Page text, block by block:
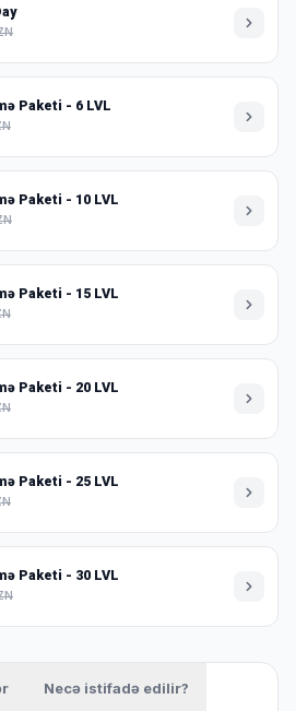
Paketi - 6 LVL
Paketi - 10 LVL
Paketi - 15 LVL
Paketi - 20 LVL
Paketi - 25 LVL
Paketi - 30 LVL
Necə istifadə edilir?